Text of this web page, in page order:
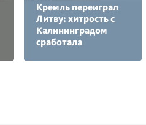
Кремль переиграл
Литву: хитрость с
Калининградом
сработала